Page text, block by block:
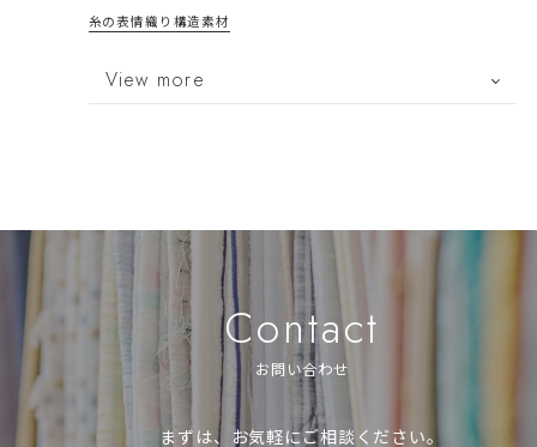
糸の表情織り構造素材
View more
Contact
お問い合わせ
まずは、お気軽にご相談ください。